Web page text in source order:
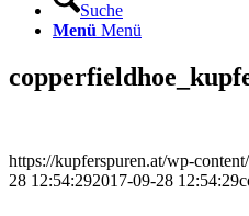
Suche
Menü Menü
https://kupferspuren.at/wp-
28 12:54:292017-09-28 12:54:29